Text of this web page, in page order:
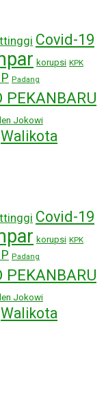
Covid-19
korupsi KPK
Padang
PEKANBARU
Jokowi
Walikota
Covid-19
korupsi KPK
Padang
PEKANBARU
Jokowi
Walikota